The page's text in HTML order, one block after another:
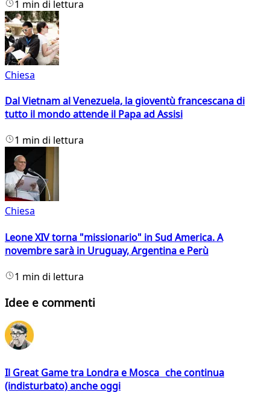
1 min di lettura
Chiesa
Dal Vietnam al Venezuela, la gioventù francescana di
tutto il mondo attende il Papa ad Assisi
1 min di lettura
Chiesa
Leone XIV torna "missionario" in Sud America. A
novembre sarà in Uruguay, Argentina e Perù
1 min di lettura
Idee e commenti
Il Great Game tra Londra e Mosca che continua
(indisturbato) anche oggi